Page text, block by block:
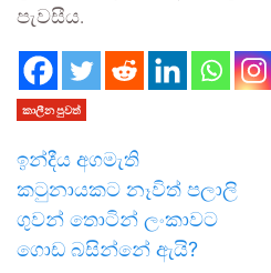
පැවසීය.
කාලීන පුවත්
ඉන්දීය අගමැති
කටුනායකට නෑවිත් පලාලි
ගුවන් තොටින් ලංකාවට
ගොඩ බසින්නේ ඇයි?